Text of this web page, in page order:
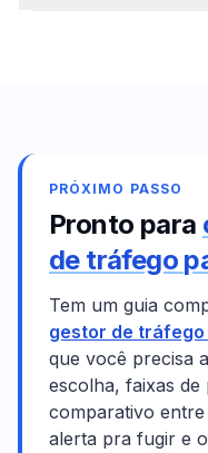
PRÓXIMO PASSO
Pronto para
de tráfego
Tem um guia
gestor de
que você precisa
escolha, faixas
comparativo entre
alerta pra fugir e